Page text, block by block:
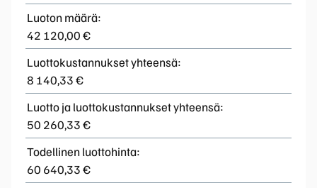
Luoton määrä:
42 120,00 €
Luottokustannukset yhteensä:
8 140,33 €
Luotto ja luottokustannukset yhteensä:
50 260,33 €
Todellinen luottohinta:
60 640,33 €